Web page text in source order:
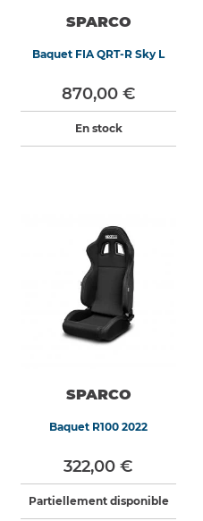
SPARCO
Baquet FIA QRT-R Sky L
870,00 €
En stock
SPARCO
Baquet R100 2022
322,00 €
Partiellement disponible